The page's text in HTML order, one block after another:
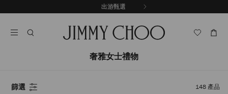
至
出游甄選
奢雅女士禮物
篩選 148 產品